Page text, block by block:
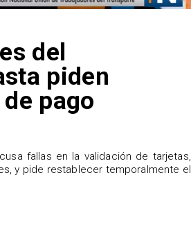
del
piden
pago
fallas en la validación de tarjetas,
y pide restablecer temporalmente el